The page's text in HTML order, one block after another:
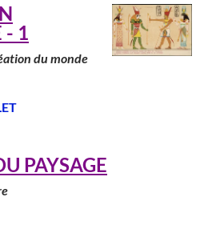
- 1
du monde
PAYSAGE